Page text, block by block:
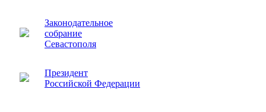
Законодательное
собрание
Севастополя
Президент
Российской Федерации